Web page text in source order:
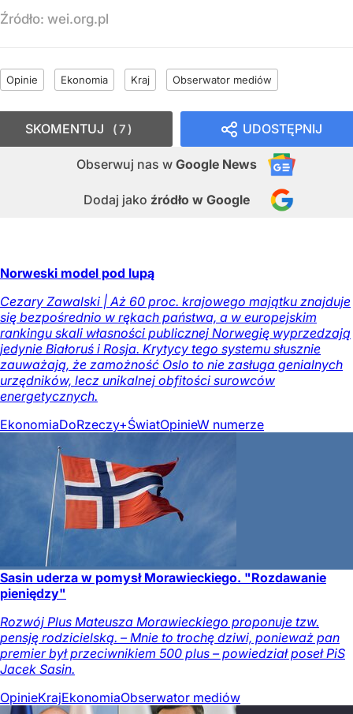
Źródło: wei.org.pl
Opinie Ekonomia Kraj Obserwator mediów
UDOSTĘPNIJ
Obserwuj nas w Google News
Dodaj jako źródło w Google
SKOMENTUJ 7
Norweski model pod lupą
Cezary Zawalski | Aż 60 proc. krajowego majątku znajduje
się bezpośrednio w rękach państwa, a w europejskim
rankingu skali własności publicznej Norwegię wyprzedzają
jedynie Białoruś i Rosja. Krytycy tego systemu słusznie
zauważają, że zamożność Oslo to nie zasługa genialnych
urzędników, lecz unikalnej obfitości surowców
energetycznych.
EkonomiaDoRzeczy+ŚwiatOpinieW numerze
Sasin uderza w pomysł Morawieckiego. "Rozdawanie
pieniędzy"
Rozwój Plus Mateusza Morawieckiego proponuje tzw.
pensję rodzicielską. – Mnie to trochę dziwi, ponieważ pan
premier był przeciwnikiem 500 plus – powiedział poseł PiS
Jacek Sasin.
OpinieKrajEkonomiaObserwator mediów